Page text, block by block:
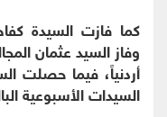
كما فازت السيدة
أردنياً، فيما حصلت
السيدات الأسبوعية البالغة 999 ديناراً